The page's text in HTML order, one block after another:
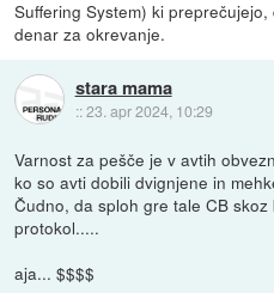
Suffering System) ki
denar za okrevanje.
stara mama
::23. apr 2024, 10:29
Varnost za pešče je v avtih
ko so avti dobili dvignjene in
Čudno, da sploh gre tale CB
protokol.....
aja... $$$$